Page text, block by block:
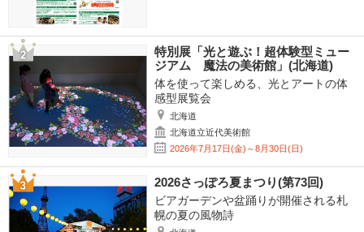
特別展「光と遊ぶ！超体験型ミュー
ジアム 魔法の美術館」(北海道)
体を使って楽しめる、光とアートの体
感型展覧会
北海道
北海道立近代美術館
2026年7月17日(金)～8月30日(日)
2026さっぽろ夏まつり(第73回)
ビアガーデンや盆踊りが開催される札
幌の夏の風物詩